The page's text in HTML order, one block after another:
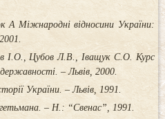
Міжнародні відносини України:
І.О., Цубов Л.В., Іващук С.О. Курс
державності. – Львів, 2000.
України. – Львів, 1991.
– Н.: “Свенас”, 1991.